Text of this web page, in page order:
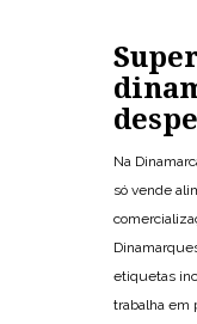
Na
só vende
etiquetas
trabalha em